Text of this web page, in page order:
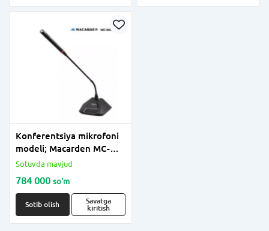
Konferentsiya mikrofoni
modeli; Macarden MC-
900
Sotuvda mavjud
784 000 so'm
Sotib olish
Savatga
kiritish